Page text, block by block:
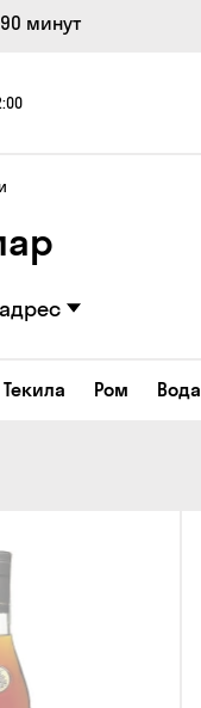
минут
Текила Ром Вода